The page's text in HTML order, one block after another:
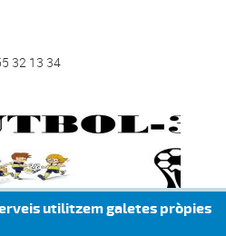
32 13 34
settings
utilitzem galetes pròpies